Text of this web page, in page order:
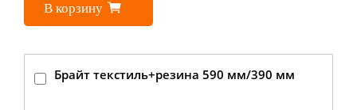
В корзину
Брайт текстиль+резина 590 мм/390 мм